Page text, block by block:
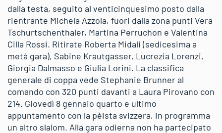
dalla testa, seguito al venticinquesimo posto dalla
rientrante Michela Azzola, fuori dalla zona punti Vera
Tschurtschenthaler, Martina Perruchon e Valentina
Cilla Rossi. Ritirate Roberta Midali (sedicesima a
metà gara), Sabine Krautgasser, Lucrezia Lorenzi,
Giorgia Dalmasso e Giulia Lorini. La classifica
generale di coppa vede Stephanie Brunner al
comando con 320 punti davanti a Laura Pirovano con
214. Giovedì 8 gennaio quarto e ultimo
appuntamento con la pèista svizzera, in programma
un altro slalom. Alla gara odierna non ha partecipato